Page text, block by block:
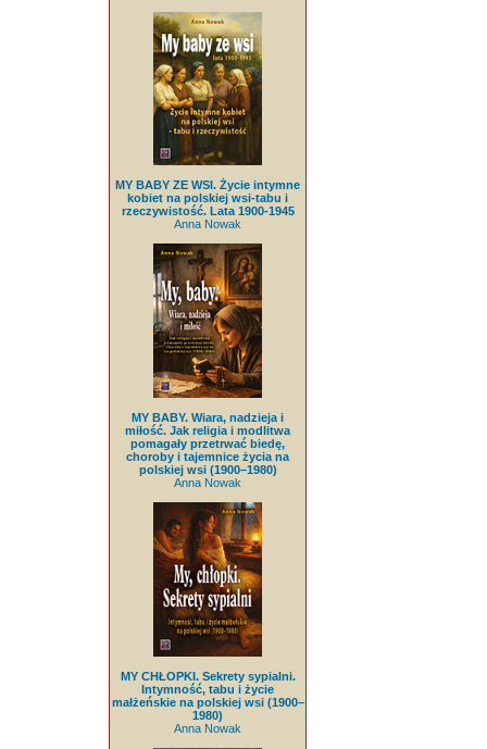
MY BABY ZE WSI. Życie intymne
kobiet na polskiej wsi-tabu i
rzeczywistość. Lata 1900-1945
Anna Nowak
MY BABY. Wiara, nadzieja i
miłość. Jak religia i modlitwa
pomagały przetrwać biedę,
choroby i tajemnice życia na
polskiej wsi (1900–1980)
Anna Nowak
MY CHŁOPKI. Sekrety sypialni.
Intymność, tabu i życie
małżeńskie na polskiej wsi (1900–
1980)
Anna Nowak